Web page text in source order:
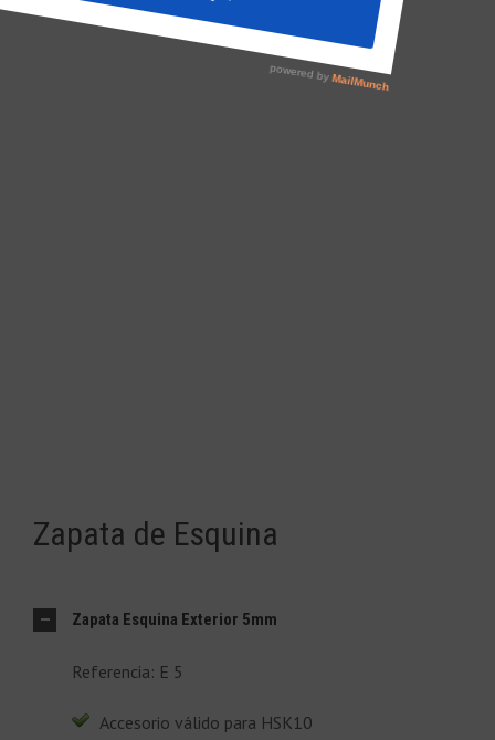
Zapata de Esquina
Zapata Esquina Exterior 5mm
Referencia: E 5
Accesorio válido para HSK10